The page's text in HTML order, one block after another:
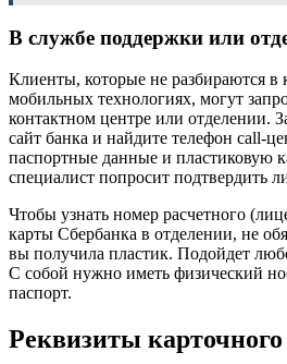
В службе поддержки или
Клиенты, которые не разбираются в
мобильных технологиях, могут
контактном центре или отделении.
сайт банка и найдите телефон call-
паспортные данные и пластиковую
специалист попросит подтвердить
Чтобы узнать номер расчетного
карты Сбербанка в отделении, не
вы получила пластик. Подойдет
С собой нужно иметь физический
паспорт.
Реквизиты карточного